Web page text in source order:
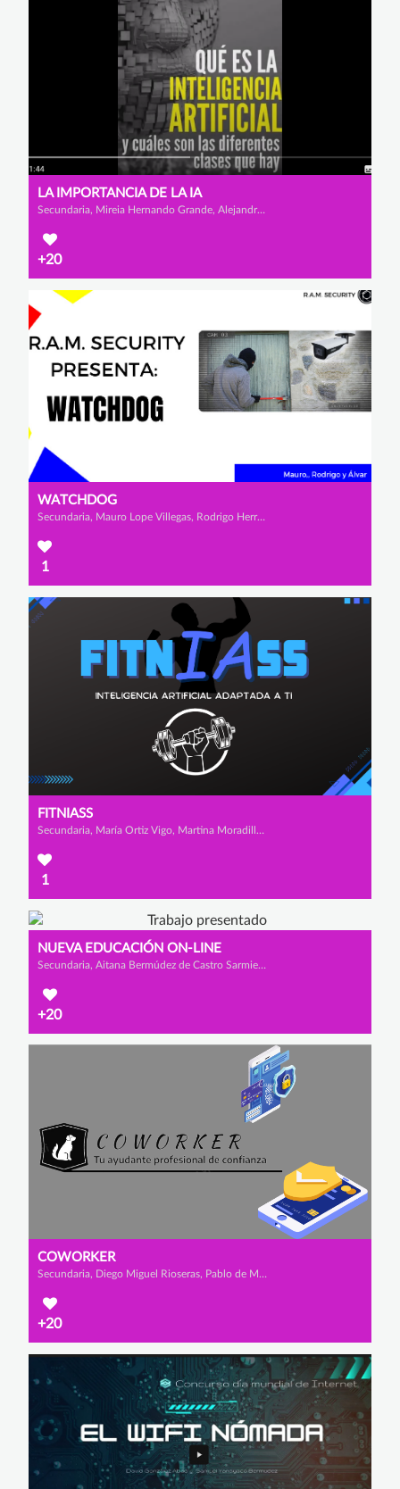
LA IMPORTANCIA DE LA IA
Secundaria, Mireia Hernando Grande, Alejandra Bernal Rubiano y Victoria del Río Villambrosa
+20
WATCHDOG
Secundaria, Mauro Lope Villegas, Rodrigo Herrero Marcos y Álvar Zamorano Zárate
1
FITNIASS
Secundaria, María Ortiz Vigo, Martina Moradillo Diez y Iraia Villanueva López
1
NUEVA EDUCACIÓN ON-LINE
Secundaria, Aitana Bermúdez de Castro Sarmiento, Lucía Tajadura Herrero y Isabel Santidrián Crespo
+20
COWORKER
Secundaria, Diego Miguel Rioseras, Pablo de Miguel Burgos y Darío Lope Villegas
+20